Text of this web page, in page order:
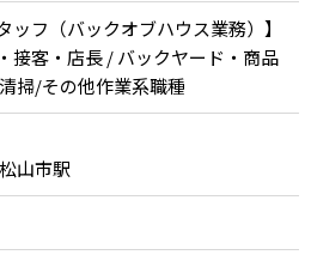
ッフ（バックオブハウス業務）】
接客・店長 / バックヤード・商品
掃/その他作業系職種
【最寄り駅】 松山市駅